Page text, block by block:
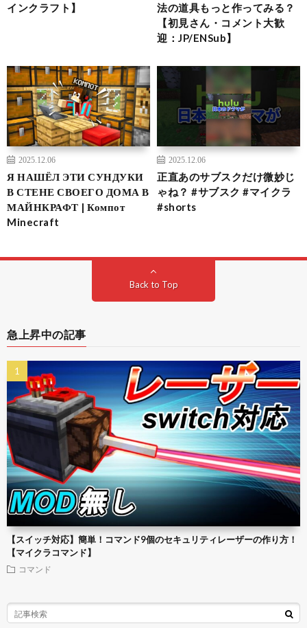
インクラフト】
法の道具もっと作ってみる？
【初見さん・コメント大歓
迎：JP/ENSub】
2025.12.06
Я НАШЁЛ ЭТИ СУНДУКИ
В СТЕНЕ СВОЕГО ДОМА В
МАЙНКРАФТ | Компот
Minecraft
2025.12.06
正直あのサブスクだけ微妙じ
ゃね？ #サブスク #マイクラ
#shorts
Back to Top
急上昇中の記事
【スイッチ対応】簡単！コマンド9個のセキュリティレーザーの作り方！
【マイクラコマンド】
コマンド